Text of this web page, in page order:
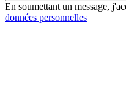
En soumettant un message,
données personnelles